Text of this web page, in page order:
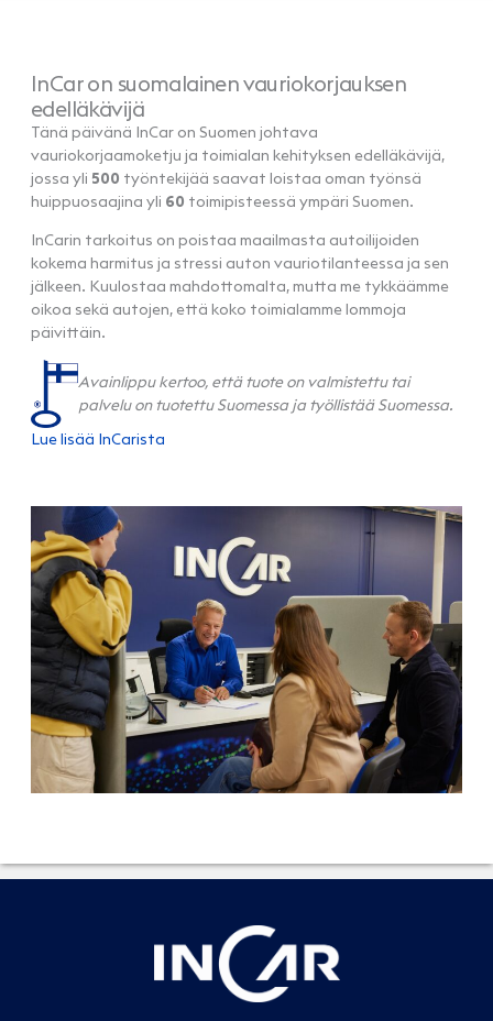
InCar on suomalainen vauriokorjauksen
edelläkävijä
Tänä päivänä InCar on Suomen johtava
vauriokorjaamoketju ja toimialan kehityksen edelläkävijä,
jossa yli 500 työntekijää saavat loistaa oman työnsä
huippuosaajina yli 60 toimipisteessä ympäri Suomen.
InCarin tarkoitus on poistaa maailmasta autoilijoiden
kokema harmitus ja stressi auton vauriotilanteessa ja sen
jälkeen. Kuulostaa mahdottomalta, mutta me tykkäämme
oikoa sekä autojen, että koko toimialamme lommoja
päivittäin.
Avainlippu kertoo, että tuote on valmistettu tai
palvelu on tuotettu Suomessa ja työllistää Suomessa.
Lue lisää InCarista